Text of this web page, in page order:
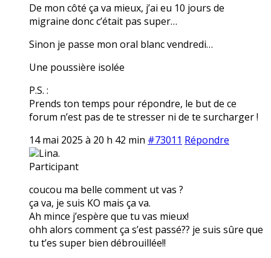
De mon côté ça va mieux, j’ai eu 10 jours de
migraine donc c’était pas super…
Sinon je passe mon oral blanc vendredi…
Une poussière isolée
P.S. :
Prends ton temps pour répondre, le but de ce
forum n’est pas de te stresser ni de te surcharger !
14 mai 2025 à 20 h 42 min #73011 Répondre
Lina.
Participant
coucou ma belle comment ut vas ?
ça va, je suis KO mais ça va.
Ah mince j’espère que tu vas mieux!
ohh alors comment ça s’est passé?? je suis sûre que
tu t’es super bien débrouillée!!